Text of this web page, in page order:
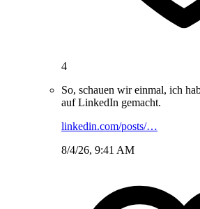
4
So, schauen wir einmal, ich
auf LinkedIn gemacht.
linkedin.com/posts/…
8/4/26, 9:41 AM